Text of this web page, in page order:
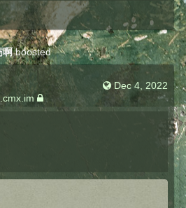
啊 boosted
Dec 4, 2022